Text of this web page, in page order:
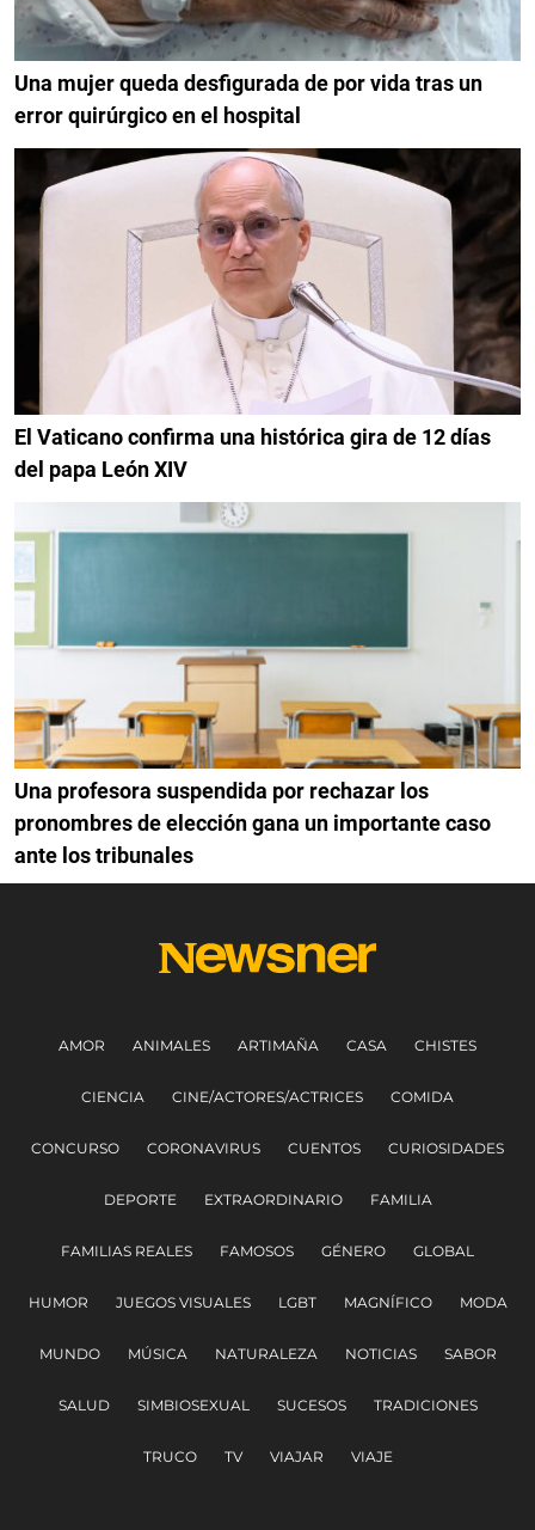
Una mujer queda desfigurada de por vida tras un
error quirúrgico en el hospital
El Vaticano confirma una histórica gira de 12 días
del papa León XIV
Una profesora suspendida por rechazar los
pronombres de elección gana un importante caso
ante los tribunales
AMOR ANIMALES ARTIMAÑA CASA CHISTES
CIENCIA CINE/ACTORES/ACTRICES COMIDA
CONCURSO CORONAVIRUS CUENTOS CURIOSIDADES
DEPORTE EXTRAORDINARIO FAMILIA
FAMILIAS REALES FAMOSOS GÉNERO GLOBAL
HUMOR JUEGOS VISUALES LGBT MAGNÍFICO MODA
MUNDO MÚSICA NATURALEZA NOTICIAS SABOR
SALUD SIMBIOSEXUAL SUCESOS TRADICIONES
TRUCO TV VIAJAR VIAJE